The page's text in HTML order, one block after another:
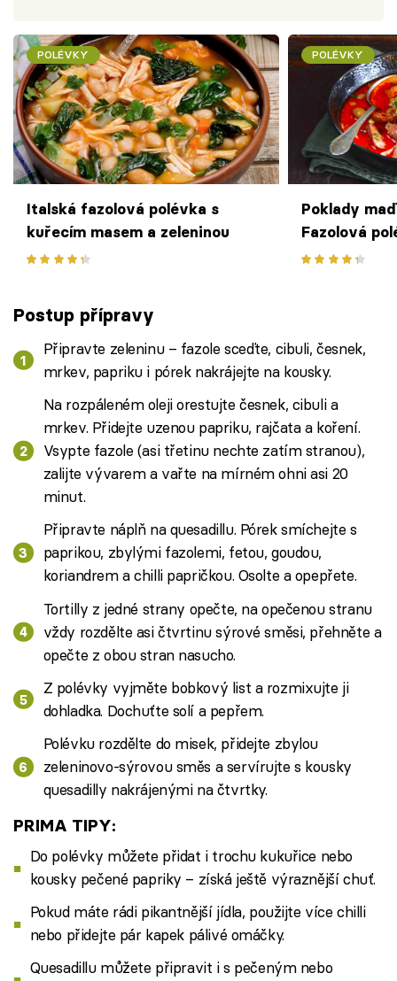
POLÉVKY
Italská fazolová polévka s
kuřecím masem a zeleninou
POLÉVKY
Poklady
Fazolová
uzeným
Postup přípravy
Připravte zeleninu – fazole sceďte, cibuli, česnek,
mrkev, papriku i pórek nakrájejte na kousky.
Na rozpáleném oleji orestujte česnek, cibuli a
mrkev. Přidejte uzenou papriku, rajčata a koření.
Vsypte fazole (asi třetinu nechte zatím stranou),
zalijte vývarem a vařte na mírném ohni asi 20
minut.
Připravte náplň na quesadillu. Pórek smíchejte s
paprikou, zbylými fazolemi, fetou, goudou,
koriandrem a chilli papričkou. Osolte a opepřete.
Tortilly z jedné strany opečte, na opečenou stranu
vždy rozdělte asi čtvrtinu sýrové směsi, přehněte a
opečte z obou stran nasucho.
Z polévky vyjměte bobkový list a rozmixujte ji
dohladka. Dochuťte solí a pepřem.
Polévku rozdělte do misek, přidejte zbylou
zeleninovo-sýrovou směs a servírujte s kousky
quesadilly nakrájenými na čtvrtky.
PRIMA TIPY:
Do polévky můžete přidat i trochu kukuřice nebo
kousky pečené papriky – získá ještě výraznější chuť.
Pokud máte rádi pikantnější jídla, použijte více chilli
nebo přidejte pár kapek pálivé omáčky.
Quesadillu můžete připravit i s pečeným nebo